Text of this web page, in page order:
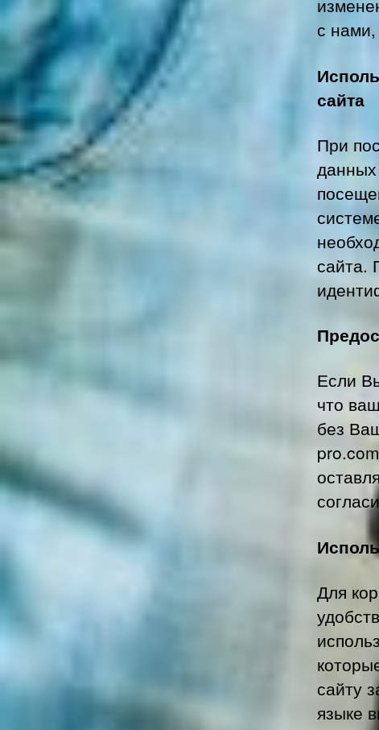
с
сайта
При
сайта.
Если
что
без
Для
сайту
языке